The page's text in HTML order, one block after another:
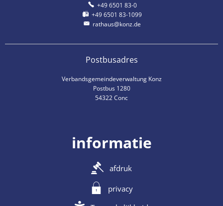
+49 6501 83-0
+49 6501 83-1099
rathaus@konz.de
Postbusadres
Verbandsgemeindeverwaltung Konz
Postbus 1280
54322 Conc
informatie
afdruk
privacy